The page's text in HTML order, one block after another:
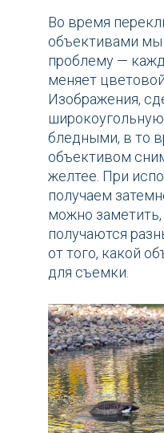
Во время
объективами
проблему —
меняет
Изображения,
бледными, в то
объективом
желтее. При
получаем
можно
получаются
от того, какой
для съемки.